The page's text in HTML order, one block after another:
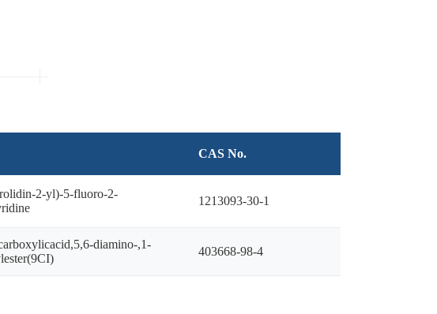
CAS No.
2-yl)-5-fluoro-2-
1213093-30-1
diamino-,1-
403668-98-4